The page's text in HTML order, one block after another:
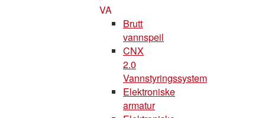
VA
Brutt
vannspeil
CNX
2.0
Vannstyringssystem
Elektroniske
armatur